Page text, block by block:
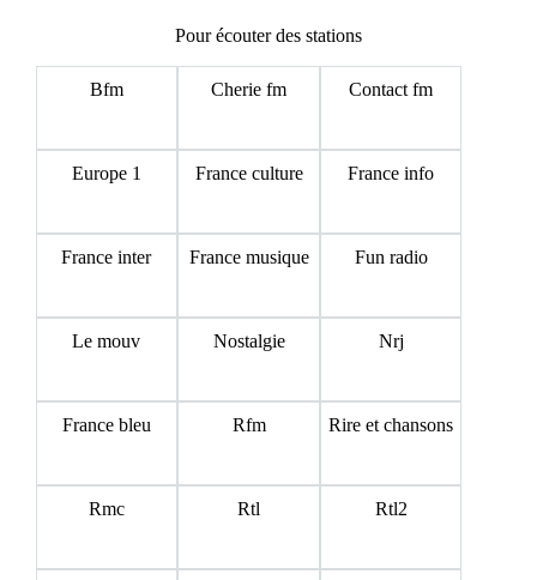
Pour écouter des stations
Bfm Cherie fm Contact fm
Europe 1 France culture France info
France inter France musique Fun radio
Le mouv Nostalgie Nrj
France bleu Rfm Rire et chansons
Rmc Rtl Rtl2